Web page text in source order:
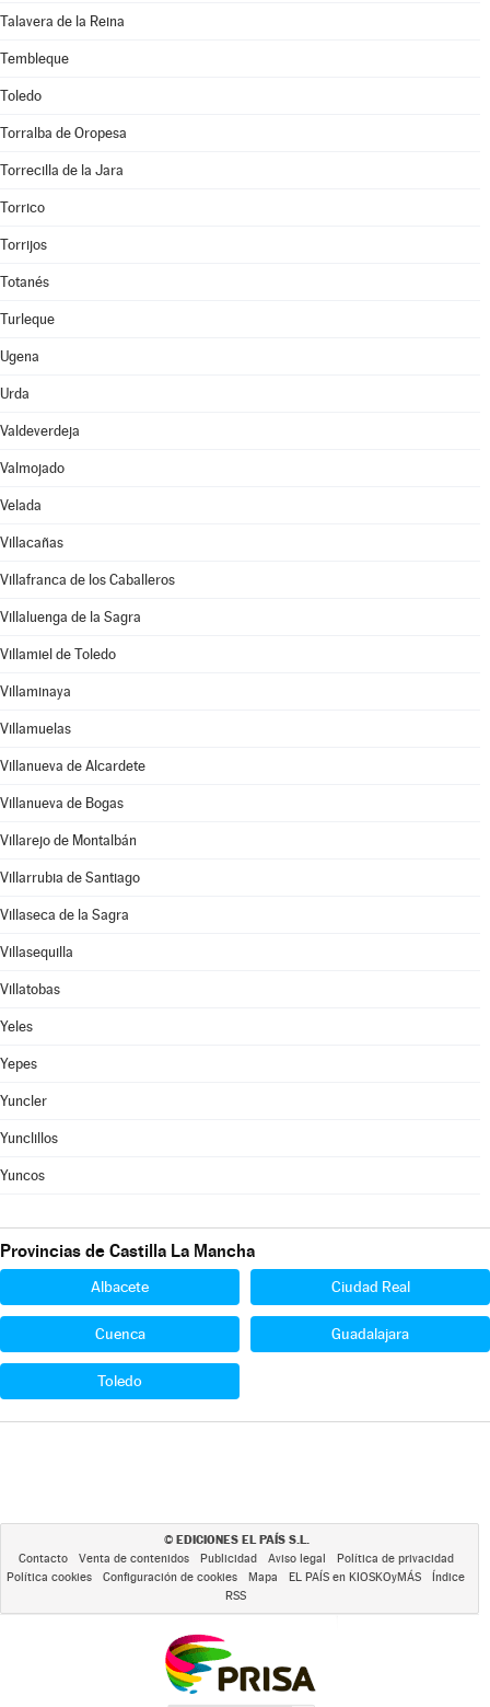
Talavera de la Reina
Tembleque
Toledo
Torralba de Oropesa
Torrecilla de la Jara
Torrico
Torrijos
Totanés
Turleque
Ugena
Urda
Valdeverdeja
Valmojado
Velada
Villacañas
Villafranca de los Caballeros
Villaluenga de la Sagra
Villamiel de Toledo
Villaminaya
Villamuelas
Villanueva de Alcardete
Villanueva de Bogas
Villarejo de Montalbán
Villarrubia de Santiago
Villaseca de la Sagra
Villasequilla
Villatobas
Yeles
Yepes
Yuncler
Yunclillos
Yuncos
Provincias de Castilla La Mancha
Albacete Ciudad Real
Cuenca Guadalajara
Toledo
© EDICIONES EL PAÍS S.L.
Contacto Venta de contenidos Publicidad Aviso legal
Política de privacidad
Política cookies
Configuración de cookies Mapa EL PAÍS en KIOSKOyMÁS
Índice
RSS